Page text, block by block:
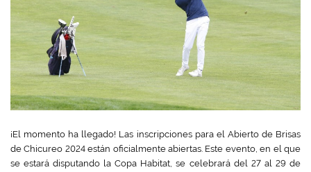
¡El momento ha llegado! Las inscripciones para el Abierto de Brisas
de Chicureo 2024 están oficialmente abiertas. Este evento, en el que
se estará disputando la Copa Habitat, se celebrará del 27 al 29 de